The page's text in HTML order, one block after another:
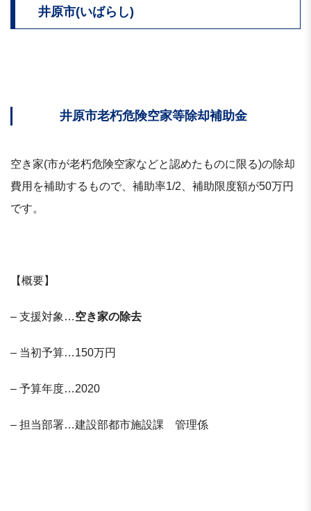
井原市(いばらし)
井原市老朽危険空家等除却補助金
空き家(市が老朽危険空家などと認めたものに限る)の除却
費用を補助するもので、補助率1/2、補助限度額が50万円
です。
【概要】
– 支援対象…空き家の除去
– 当初予算…150万円
– 予算年度…2020
– 担当部署…建設部都市施設課 管理係